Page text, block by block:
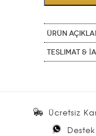
ÜRÜN
Teslimat &
Ücretsiz